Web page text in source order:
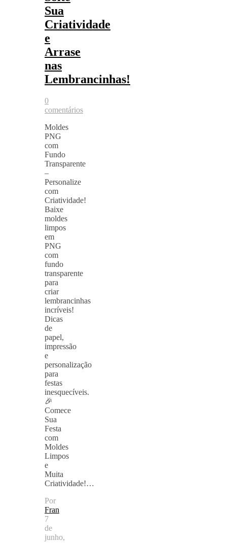
Sua
Criatividade
e
Arrase
nas
Lembrancinhas!
0
comentários
Moldes
PNG
com
Fundo
Transparente
–
Personalize
com
Criatividade!
Baixe
moldes
limpos
em
PNG
com
fundo
transparente
para
criar
lembrancinhas
incríveis!
Dicas
de
papel,
impressão
e
personalização
para
festas
inesquecíveis.
🎉
Comece
Sua
Festa
com
Moldes
Limpos
e
Muita
Criatividade!…
Por
Fran
7
de
junho,